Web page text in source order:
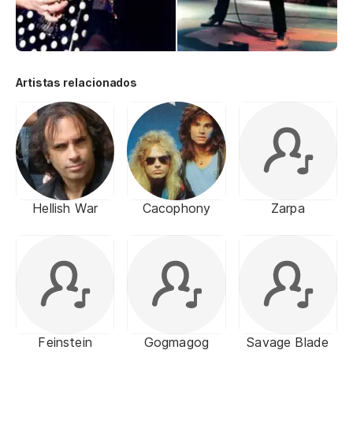
Artistas relacionados
Hellish War Cacophony Zarpa
Feinstein Gogmagog Savage Blade